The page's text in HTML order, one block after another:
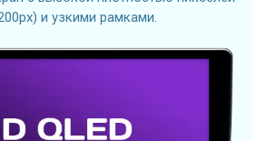
и узкими рамками.